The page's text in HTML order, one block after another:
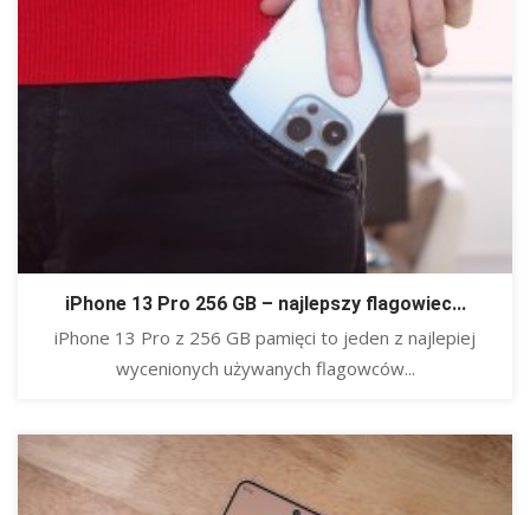
iPhone 13 Pro 256 GB – najlepszy flagowiec...
​iPhone 13 Pro z 256 GB pamięci to jeden z najlepiej
wycenionych używanych flagowców...